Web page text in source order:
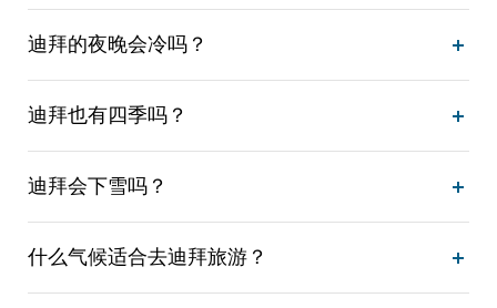
迪拜的夜晚会冷吗？
迪拜也有四季吗？
迪拜会下雪吗？
什么气候适合去迪拜旅游？